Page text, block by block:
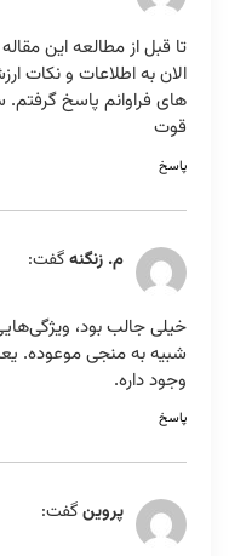
تا قبل از مطالعه این
الان به اطلاعات و نکات
های فراوانم پاسخ گرفتم.
قوت
پاسخ
م. زنگنهگفت:
خیلی جالب بود،
شبیه به منجی موعوده.
وجود داره.
پاسخ
پروینگفت: